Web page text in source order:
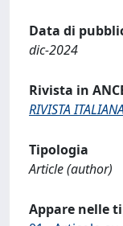
Data di
dic-2024
Rivista in
RIVISTA
Tipologia
Article (author)
Appare nelle